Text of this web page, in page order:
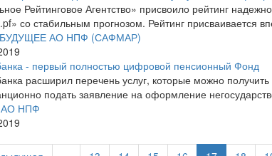
Рейтинговое Агентство» присвоило рейтинг
со стабильным прогнозом. Рейтинг присваивается
БУДУЩЕЕ АО НПФ (САФМАР)
- первый полностью цифровой пенсионный Фонд
расширил перечень услуг, которые можно
подать заявление на оформление
АО НПФ